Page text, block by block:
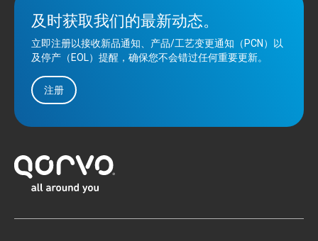
及时获取我们的最新动态。
立即注册以接收新品通知、产品/工艺变更通知（PCN）以
及停产（EOL）提醒，确保您不会错过任何重要更新。
注册